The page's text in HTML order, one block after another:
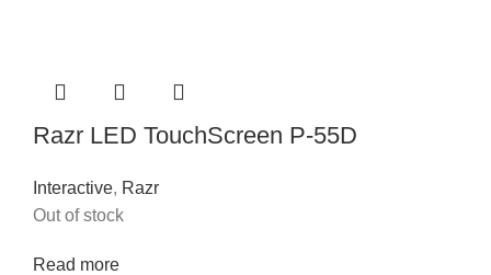
Razr LED TouchScreen P-55D
Interactive, Razr
Out of stock
Read more